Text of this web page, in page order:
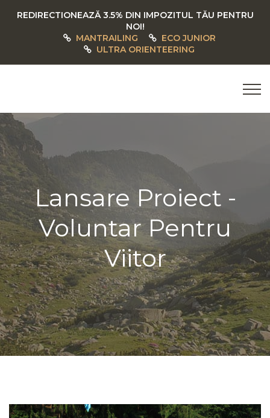
REDIRECTIONEAZĂ 3.5% DIN IMPOZITUL TĂU PENTRU
NOI!
MANTRAILING
ECO JUNIOR
ULTRA ORIENTEERING
Lansare Proiect -
Voluntar Pentru
Viitor